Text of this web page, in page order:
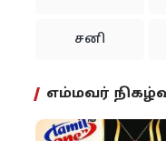
சனி
எம்மவர்